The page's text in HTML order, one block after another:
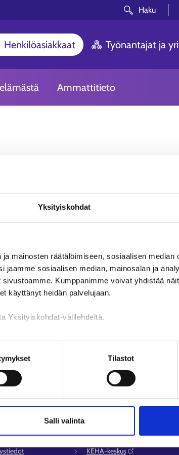
Yksityiskohdat
mainosten räätälöimiseen, sosiaalisen median
jaamme sosiaalisen median, mainosalan ja
Kumppanimme voivat yhdistää
käyttänyt heidän palvelujaan.
Yksityiskohdat-välilehdeltä.
Tilastot
Salli valinta
Haku
Henkilöasiakkaat Työnantajat ja
Ammattitieto
Voi ei! Etsimääsi
Olemme pahoillamme. Sivua, johon
Toivottavasti löydät etsimäsi Avoimet
Muualla verkossa
KEHA-keskus⁠